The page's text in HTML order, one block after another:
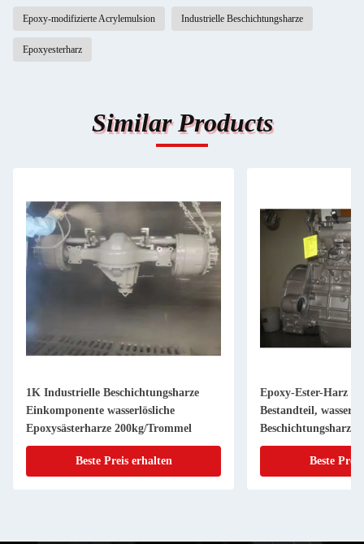
Epoxy-modifizierte Acrylemulsion Industrielle Beschichtungsharze
Epoxyesterharz
Similar Products
1K Industrielle Beschichtungsharze
Einkomponente wasserlösliche
Epoxysästerharze 200kg/Trommel
Beste Preis erhalten
Epoxy-Ester-Harz
Bestandteil,
Beschichtungsharz
Beste